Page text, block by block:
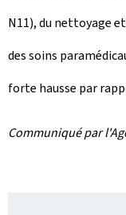
N11), du nettoyage
des soins
forte hausse par
Communiqué par